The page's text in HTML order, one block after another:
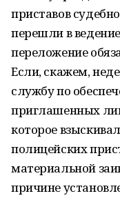
приставов
перешли в
переложение
Если, скажем,
службу по
приглашенных
которое
полицейских
материальной
причине